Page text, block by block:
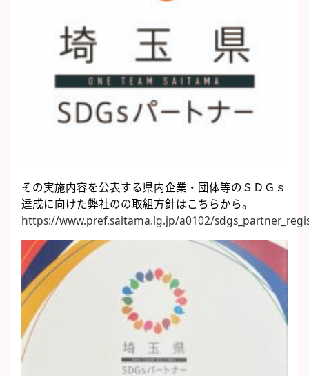
その実施内容を公表する県内企業・団体等のＳＤＧｓ
達成に向けた弊社のの取組方針はこちらから。
https://www.pref.saitama.lg.jp/a0102/